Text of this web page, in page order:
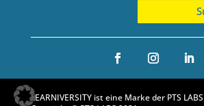
LEARNIVERSITY ist eine Marke der PTS